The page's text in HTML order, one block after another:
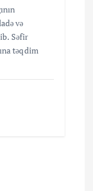
və
Səfir
təqdim